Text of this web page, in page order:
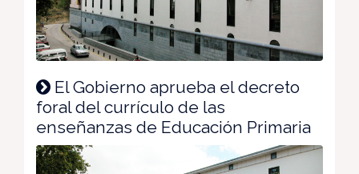
El Gobierno aprueba el decreto
foral del currículo de las
enseñanzas de Educación Primaria